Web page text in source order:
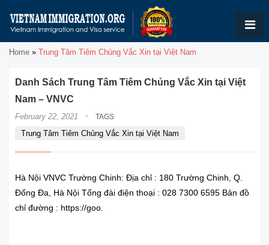
Home » Trung Tâm Tiêm Chủng Vắc Xin tại Việt Nam
Danh Sách Trung Tâm Tiêm Chủng Vắc Xin tại Việt
Nam – VNVC
February 22, 2021 · TAGS
Trung Tâm Tiêm Chủng Vắc Xin tại Việt Nam
Hà Nội VNVC Trường Chinh: Địa chỉ : 180 Trường Chinh, Q.
Đống Đa, Hà Nội Tổng đài điện thoại : 028 7300 6595 Bản đồ
chỉ đường : https://goo.